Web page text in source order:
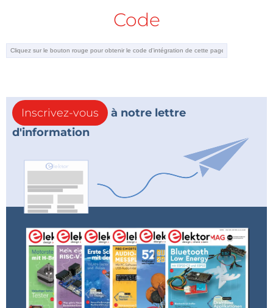
Code
Inscrivez-vous
à notre lettre
d'information